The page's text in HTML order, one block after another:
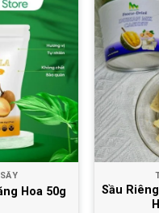
Yêu thích
Hoa 50g
Sầu